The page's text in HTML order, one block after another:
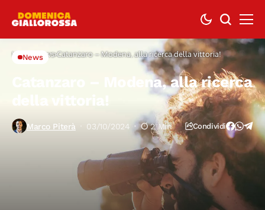
Home News Catanzaro – Modena, alla ricerca della vittoria!
News
Catanzaro – Modena, alla ricerca
della vittoria!
Marco Piterà 03/10/2024 2 Min Condividi